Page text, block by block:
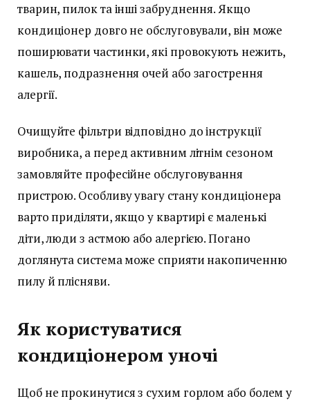
тварин, пилок та інші забруднення. Якщо
кондиціонер довго не обслуговували, він може
поширювати частинки, які провокують нежить,
кашель, подразнення очей або загострення
алергії.
Очищуйте фільтри відповідно до інструкції
виробника, а перед активним літнім сезоном
замовляйте професійне обслуговування
пристрою. Особливу увагу стану кондиціонера
варто приділяти, якщо у квартирі є маленькі
діти, люди з астмою або алергією. Погано
доглянута система може сприяти накопиченню
пилу й плісняви.
Як користуватися
кондиціонером уночі
Щоб не прокинутися з сухим горлом або болем у